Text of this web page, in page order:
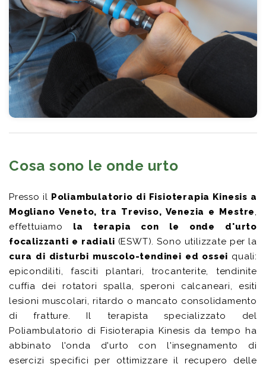
Cosa sono le onde urto
Presso il Poliambulatorio di Fisioterapia Kinesis a
Mogliano Veneto, tra Treviso, Venezia e Mestre
effettuiamo la terapia con le onde d'urto
focalizzanti e radiali (ESWT). Sono utilizzate per la
cura di disturbi muscolo-tendinei ed ossei quali:
epicondiliti, fasciti plantari, trocanterite, tendinite
cuffia dei rotatori spalla, speroni calcaneari, esiti
lesioni muscolari, ritardo o mancato consolidamento
di fratture. Il terapista specializzato del
Poliambulatorio di Fisioterapia Kinesis da tempo ha
abbinato l'onda d'urto con l'insegnamento di
esercizi specifici per ottimizzare il recupero delle